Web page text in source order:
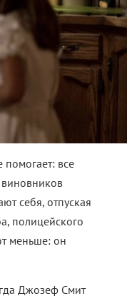
все
себя, отпуская
полицейского
меньше: он
Джозеф Смит